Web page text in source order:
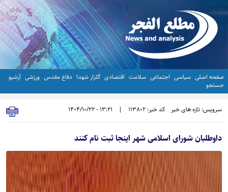
صفحه اصلی سیاسی اجتماعی سلامت اقتصادی گلزار شهدا دفاع مقدس ورزشی آرشیو
جستجو
سرویس: تازه های خبر کد خبر: 113802 |
13:21 - 1404/10/22
داوطلبان شورای اسلامی شهر اینجا ثبت نام کنند